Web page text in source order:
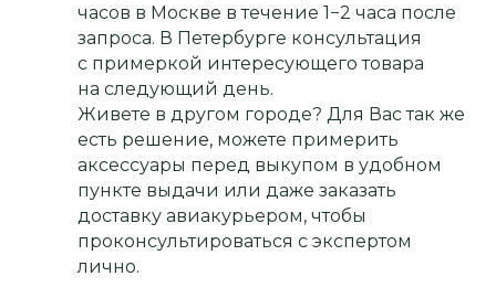
часов в Москве в течение 1−2 часа после
запроса. В Петербурге консультация
с примеркой интересующего товара
на следующий день.
Живете в другом городе? Для Вас так же
есть решение, можете примерить
аксессуары перед выкупом в удобном
пункте выдачи или даже заказать
доставку авиакурьером, чтобы
проконсультироваться с экспертом
лично.